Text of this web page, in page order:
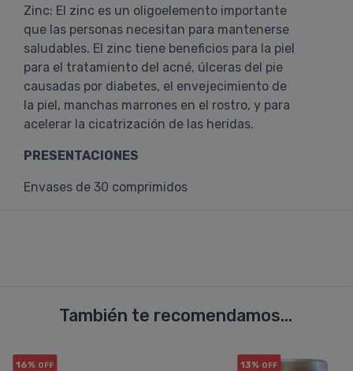
Zinc: El zinc es un oligoelemento importante
que las personas necesitan para mantenerse
saludables. El zinc tiene beneficios para la piel
para el tratamiento del acné, úlceras del pie
causadas por diabetes, el envejecimiento de
la piel, manchas marrones en el rostro, y para
acelerar la cicatrización de las heridas.
PRESENTACIONES
Envases de 30 comprimidos
También te recomendamos...
16% OFF 13% OFF